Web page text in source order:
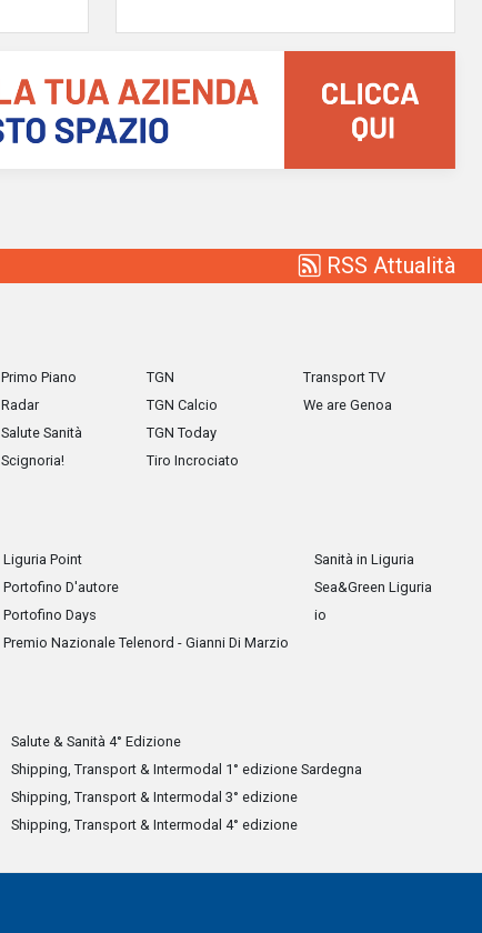
RSS Attualità
Primo Piano
Radar
Salute Sanità
Scignoria!
TGN
TGN Calcio
TGN Today
Tiro Incrociato
Transport TV
We are Genoa
Liguria Point
Portofino D'autore
Portofino Days
Premio Nazionale Telenord - Gianni Di Marzio
Sanità in Liguria
Sea&Green Liguria
io
Salute & Sanità 4° Edizione
Shipping, Transport & Intermodal 1° edizione Sardegna
Shipping, Transport & Intermodal 3° edizione
Shipping, Transport & Intermodal 4° edizione